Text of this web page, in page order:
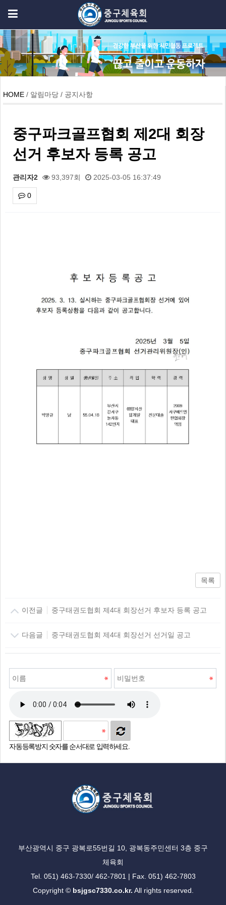
HOME / 알림마당 / 공지사항
중구파크골프협회 제2대 회장
선거 후보자 등록 공고
관리자2 93,397회 2025-03-05 16:37:49
0
목록
이전글 중구태권도협회 제4대 회장선거 후보자 등록 공고
다음글 중구태권도협회 제4대 회장선거 선거일 공고
자동등록방지 숫자를 순서대로 입력하세요.
부산광역시 중구 광복로55번길 10, 광복동주민센터 3층 중구
체육회
Tel. 051) 463-7330/ 462-7801 | Fax. 051) 462-7803
Copyright © bsjgsc7330.co.kr. All rights reserved.